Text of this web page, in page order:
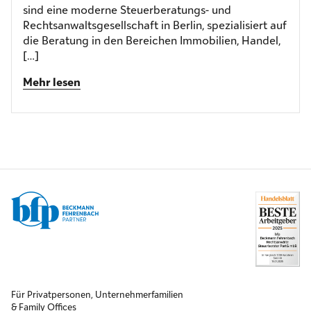
sind eine moderne Steuerberatungs- und
Rechtsanwaltsgesellschaft in Berlin, spezialisiert auf
die Beratung in den Bereichen Immobilien, Handel,
[…]
Mehr lesen
Für Privatpersonen, Unternehmerfamilien
& Family Offices